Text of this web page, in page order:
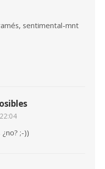
sentimental-mnt
;-))